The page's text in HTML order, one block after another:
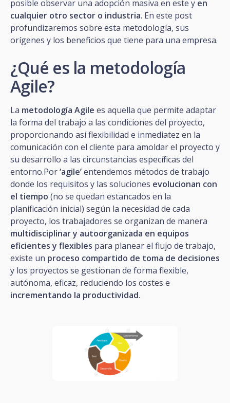
posible observar una adopción masiva en este y en
cualquier otro sector o industria. En este post
profundizaremos sobre esta metodología, sus
orígenes y los beneficios que tiene para una empresa.
¿Qué es la metodología
Agile?
La metodología Agile es aquella que permite adaptar
la forma del trabajo a las condiciones del proyecto,
proporcionando así flexibilidad e inmediatez en la
comunicación con el cliente para amoldar el proyecto y
su desarrollo a las circunstancias específicas del
entorno.Por‘agile’entendemos métodos de trabajo
donde los requisitos y las soluciones evolucionan con
el tiempo (no se quedan estancados en la
planificación inicial) según la necesidad de cada
proyecto, los trabajadores se organizan de manera
multidisciplinar y autoorganizada en equipos
eficientes y flexibles para planear el flujo de trabajo,
existe un proceso compartido de toma de decisiones
y los proyectos se gestionan de forma flexible,
autónoma, eficaz, reduciendo los costes e
incrementando la productividad.